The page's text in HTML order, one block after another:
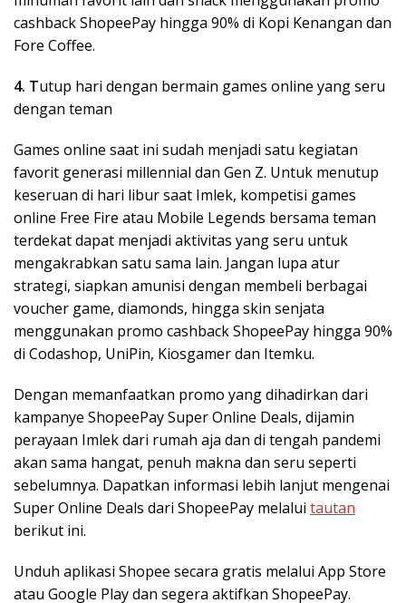
cashback ShopeePay hingga 90% di Kopi Kenangan dan
Fore Coffee.
4. Tutup hari dengan bermain games online yang seru
dengan teman
Games online saat ini sudah menjadi satu kegiatan
favorit generasi millennial dan Gen Z. Untuk menutup
keseruan di hari libur saat Imlek, kompetisi games
online Free Fire atau Mobile Legends bersama teman
terdekat dapat menjadi aktivitas yang seru untuk
mengakrabkan satu sama lain. Jangan lupa atur
strategi, siapkan amunisi dengan membeli berbagai
voucher game, diamonds, hingga skin senjata
menggunakan promo cashback ShopeePay hingga 90%
di Codashop, UniPin, Kiosgamer dan Itemku.
Dengan memanfaatkan promo yang dihadirkan dari
kampanye ShopeePay Super Online Deals, dijamin
perayaan Imlek dari rumah aja dan di tengah pandemi
akan sama hangat, penuh makna dan seru seperti
sebelumnya. Dapatkan informasi lebih lanjut mengenai
Super Online Deals dari ShopeePay melalui tautan
berikut ini.
Unduh aplikasi Shopee secara gratis melalui App Store
atau Google Play dan segera aktifkan ShopeePay.